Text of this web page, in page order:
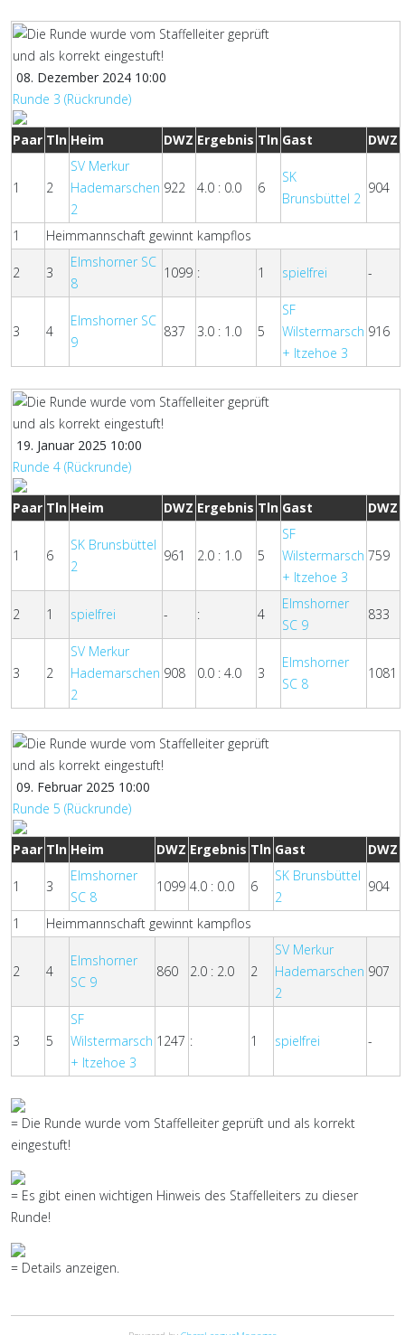
08. Dezember 2024 10:00
Runde 3 (Rückrunde)
Paar Tln Heim DWZ Ergebnis Tln Gast DWZ
1 2
SV Merkur
Hademarschen
2
922 4.0 : 0.0 6
SK
Brunsbüttel 2
904
1 Heimmannschaft gewinnt kampflos
2 3
Elmshorner SC
8
1099 : 1 spielfrei -
3 4
Elmshorner SC
9
837 3.0 : 1.0 5
SF
Wilstermarsch
+ Itzehoe 3
916
19. Januar 2025 10:00
Runde 4 (Rückrunde)
Paar Tln Heim DWZ Ergebnis Tln Gast DWZ
1 6
SK Brunsbüttel
2
961 2.0 : 1.0 5
SF
Wilstermarsch
+ Itzehoe 3
759
2 1 spielfrei - : 4
Elmshorner
SC 9
833
3 2
SV Merkur
Hademarschen
2
908 0.0 : 4.0 3
Elmshorner
SC 8
1081
09. Februar 2025 10:00
Runde 5 (Rückrunde)
Paar Tln Heim DWZ Ergebnis Tln Gast DWZ
1 3
Elmshorner
SC 8
1099 4.0 : 0.0 6
SK Brunsbüttel
2
904
1 Heimmannschaft gewinnt kampflos
2 4
Elmshorner
SC 9
860 2.0 : 2.0 2
SV Merkur
Hademarschen
2
907
3 5
SF
Wilstermarsch
+ Itzehoe 3
1247 : 1 spielfrei -
= Die Runde wurde vom Staffelleiter geprüft und als korrekt
eingestuft!
= Es gibt einen wichtigen Hinweis des Staffelleiters zu dieser
Runde!
= Details anzeigen.